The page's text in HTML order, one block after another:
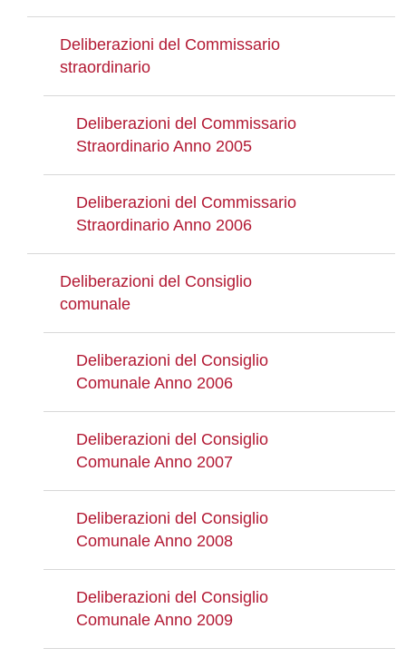
Deliberazioni del Commissario
straordinario
Deliberazioni del Commissario
Straordinario Anno 2005
Deliberazioni del Commissario
Straordinario Anno 2006
Deliberazioni del Consiglio
comunale
Deliberazioni del Consiglio
Comunale Anno 2006
Deliberazioni del Consiglio
Comunale Anno 2007
Deliberazioni del Consiglio
Comunale Anno 2008
Deliberazioni del Consiglio
Comunale Anno 2009